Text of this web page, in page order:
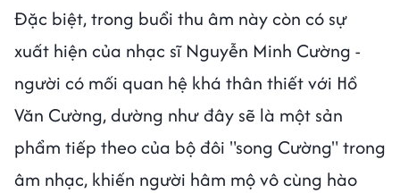
Đặc biệt, trong buổi thu âm này còn có sự
xuất hiện của nhạc sĩ Nguyễn Minh Cường -
người có mối quan hệ khá thân thiết với Hồ
Văn Cường, dường như đây sẽ là một sản
phẩm tiếp theo của bộ đôi "song Cường" trong
âm nhạc, khiến người hâm mộ vô cùng hào